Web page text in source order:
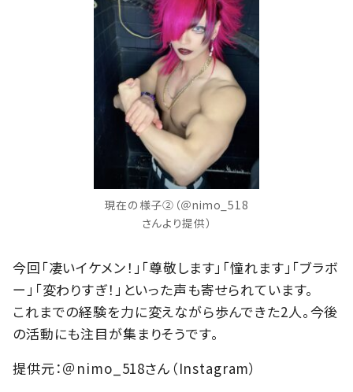
現在の様子②（＠nimo_518
さんより提供）
今回「凄いイケメン！」「尊敬します」「憧れます」「ブラボ
ー」「変わりすぎ！」といった声も寄せられています。
これまでの経験を力に変えながら歩んできた2人。今後
の活動にも注目が集まりそうです。
提供元：＠nimo_518さん（Instagram）